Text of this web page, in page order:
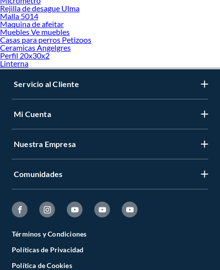
Rejilla de desague Ulma
Malla 5014
Maquina de afeitar
Muebles Ve muebles
Casas para perros Petizoos
Ceramicas Angelgres
Perfil 20x30x2
Linterna
Servicio al Cliente
Mi Cuenta
Nuestra Empresa
Comunidades
Términos y Condiciones
Políticas de Privacidad
Política de Cookies